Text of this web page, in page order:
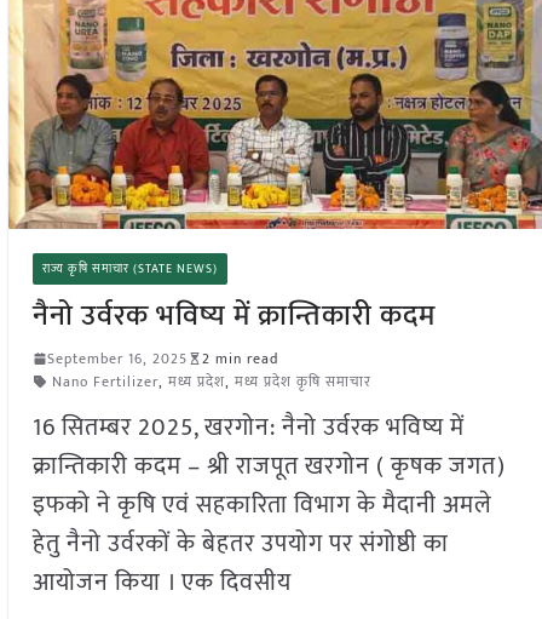
राज्य कृषि समाचार (STATE NEWS)
नैनो उर्वरक भविष्य में क्रान्तिकारी कदम
September 16, 2025
2 min read
Nano Fertilizer, मध्य प्रदेश, मध्य प्रदेश कृषि समाचार
16 सितम्बर 2025, खरगोन: नैनो उर्वरक भविष्य में
क्रान्तिकारी कदम – श्री राजपूत खरगोन ( कृषक जगत)
इफको ने कृषि एवं सहकारिता विभाग के मैदानी अमले
हेतु नैनो उर्वरकों के बेहतर उपयोग पर संगोष्ठी का
आयोजन किया । एक दिवसीय